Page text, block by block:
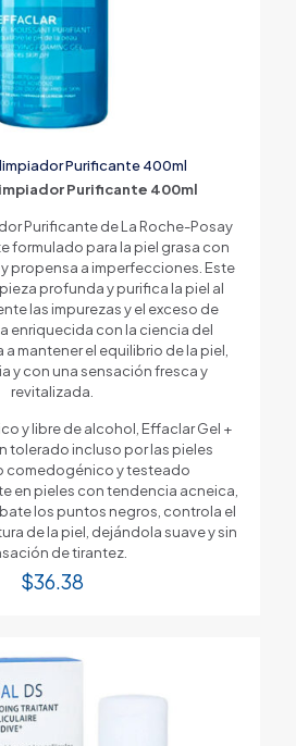
Purificante 400ml
Purificante 400ml
Purificante de La Roche-Posay
formulado para la piel grasa con
propensa a imperfecciones. Este
profunda y purifica la piel al
las impurezas y el exceso de
enriquecida con la ciencia del
mantener el equilibrio de la piel,
y con una sensación fresca y
revitalizada.
y libre de alcohol, Effaclar Gel +
tolerado incluso por las pieles
comedogénico y testeado
en pieles con tendencia acneica,
los puntos negros, controla el
de la piel, dejándola suave y sin
de tirantez.
$36.38